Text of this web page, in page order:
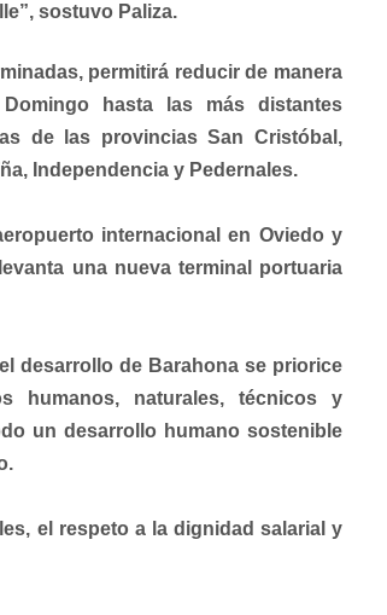
sostuvo Paliza.
permitirá reducir de manera
hasta las más distantes
de las provincias San Cristóbal,
Independencia y Pedernales.
internacional en Oviedo y
una nueva terminal portuaria
desarrollo de Barahona se priorice
humanos, naturales, técnicos y
un desarrollo humano sostenible
el respeto a la dignidad salarial y